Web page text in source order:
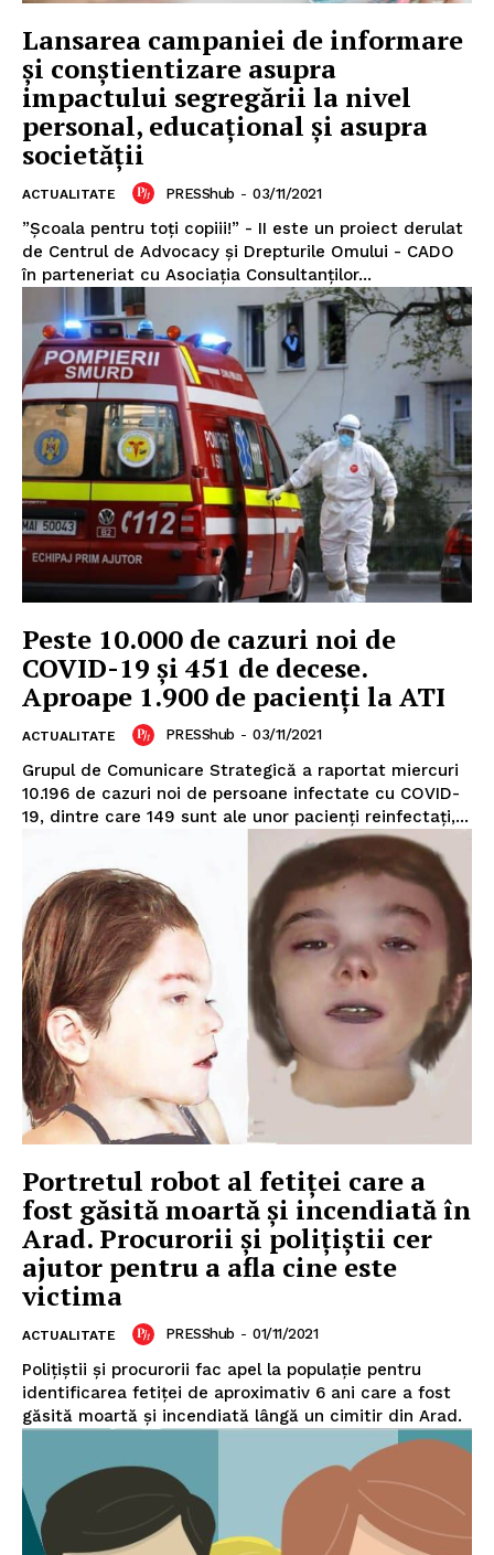
Lansarea campaniei de informare
și conștientizare asupra
impactului segregării la nivel
personal, educațional și asupra
societății
ACTUALITATE PRESShub - 03/11/2021
”Școala pentru toți copiii!” - II este un proiect derulat
de Centrul de Advocacy și Drepturile Omului - CADO
în parteneriat cu Asociația Consultanților...
Peste 10.000 de cazuri noi de
COVID-19 și 451 de decese.
Aproape 1.900 de pacienți la ATI
ACTUALITATE PRESShub - 03/11/2021
Grupul de Comunicare Strategică a raportat miercuri
10.196 de cazuri noi de persoane infectate cu COVID-
19, dintre care 149 sunt ale unor pacienți reinfectați,...
Portretul robot al fetiței care a
fost găsită moartă și incendiată în
Arad. Procurorii și polițiștii cer
ajutor pentru a afla cine este
victima
ACTUALITATE PRESShub - 01/11/2021
Polițiștii și procurorii fac apel la populație pentru
identificarea fetiței de aproximativ 6 ani care a fost
găsită moartă și incendiată lângă un cimitir din Arad.